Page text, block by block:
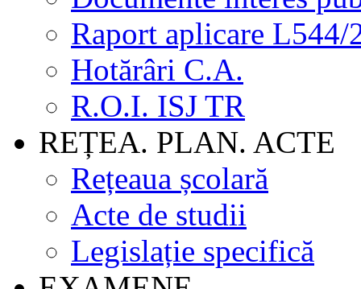
Raport aplicare L544/
Hotărâri C.A.
R.O.I. ISJ TR
REȚEA. PLAN. ACTE
Rețeaua școlară
Acte de studii
Legislație specifică